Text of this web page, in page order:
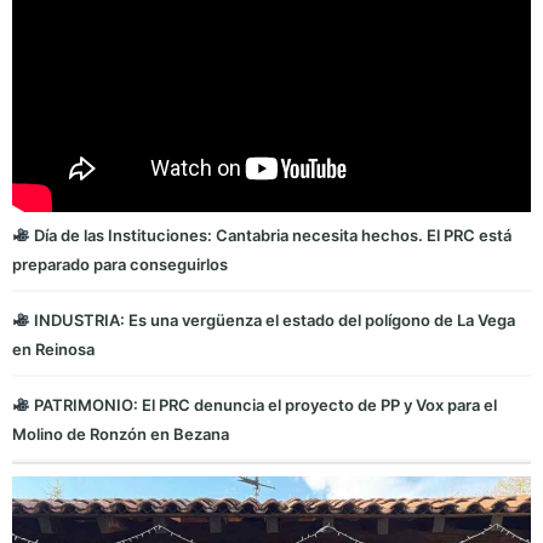
Día de las Instituciones: Cantabria necesita hechos. El PRC está
preparado para conseguirlos
INDUSTRIA: Es una vergüenza el estado del polígono de La Vega
en Reinosa
PATRIMONIO: El PRC denuncia el proyecto de PP y Vox para el
Molino de Ronzón en Bezana